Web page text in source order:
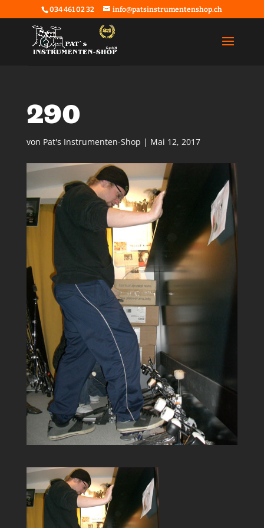
034 461 02 32 info@patsinstrumentenshop.ch
290
von Pat's Instrumenten-Shop | Mai 12, 2017